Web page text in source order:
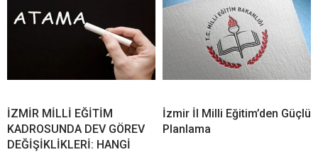
İZMİR MİLLİ EĞİTİM
KADROSUNDA DEV GÖREV
DEĞİŞİKLİKLERİ: HANGİ
İzmir İl Milli Eğitim’den Güçlü
Planlama